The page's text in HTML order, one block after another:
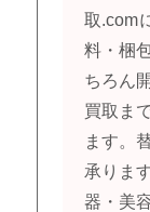
取.com
料・梱
ちろん
買取ま
ます。
承りま
器・美